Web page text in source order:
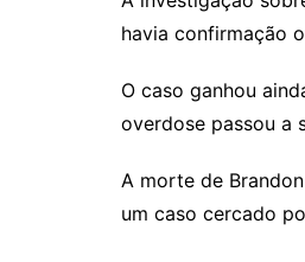
havia confirmação
O caso ganhou
overdose passou a
A morte de
um caso cercado